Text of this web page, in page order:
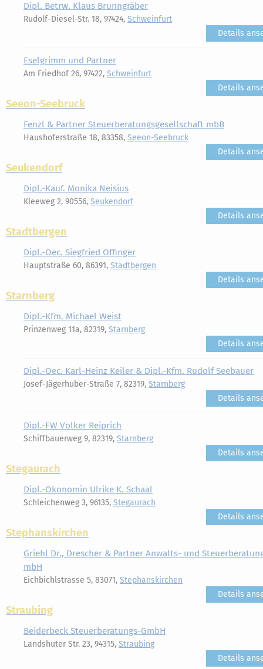
Dipl. Betrw. Klaus Brunngräber
Rudolf-Diesel-Str. 18, 97424, Schweinfurt
Details
Eselgrimm und Partner
Am Friedhof 26, 97422, Schweinfurt
Details
Seeon-Seebruck
Fenzl & Partner Steuerberatungsgesellschaft mbB
Haushoferstraße 18, 83358, Seeon-Seebruck
Details
Seukendorf
Dipl.-Kauf. Monika Neisius
Kleeweg 2, 90556, Seukendorf
Details
Stadtbergen
Dipl.-Oec. Siegfried Offinger
Hauptstraße 60, 86391, Stadtbergen
Details
Starnberg
Dipl.-Kfm. Michael Weist
Prinzenweg 11a, 82319, Starnberg
Details
Dipl.-Oec. Karl-Heinz Keiler & Dipl.-Kfm. Rudolf Seebauer
Josef-Jägerhuber-Straße 7, 82319, Starnberg
Details
Dipl.-FW Volker Reiprich
Schiffbauerweg 9, 82319, Starnberg
Details
Stegaurach
Dipl.-Ökonomin Ulrike K. Schaal
Schleichenweg 3, 96135, Stegaurach
Details
Stephanskirchen
Griehl Dr., Drescher & Partner Anwalts- und
mbH
Eichbichlstrasse 5, 83071, Stephanskirchen
Details
Straubing
Beiderbeck Steuerberatungs-GmbH
Landshuter Str. 23, 94315, Straubing
Details